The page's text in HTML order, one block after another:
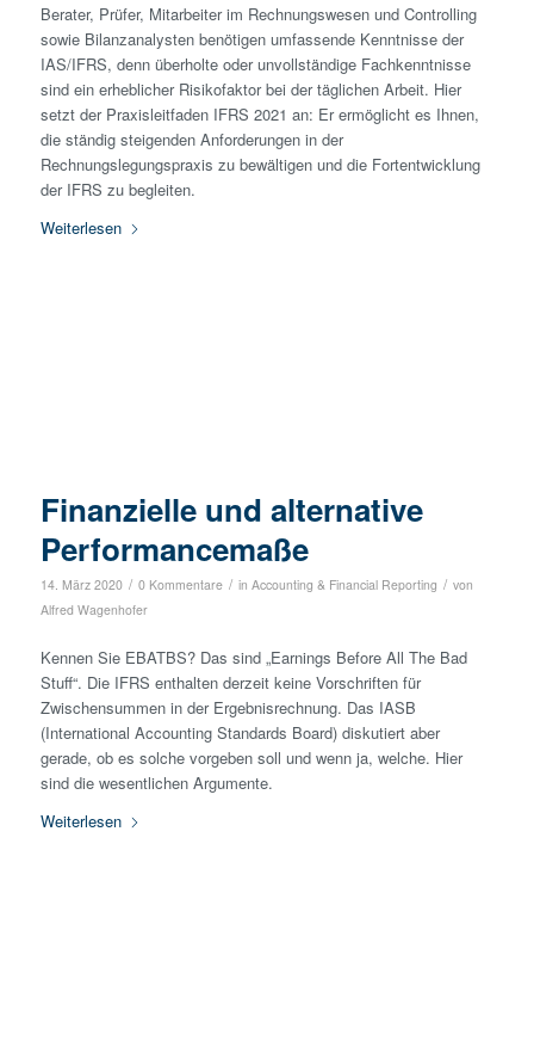
Berater, Prüfer, Mitarbeiter im Rechnungswesen und Controlling
sowie Bilanzanalysten benötigen umfassende Kenntnisse der
IAS/IFRS, denn überholte oder unvollständige Fachkenntnisse
sind ein erheblicher Risikofaktor bei der täglichen Arbeit. Hier
setzt der Praxisleitfaden IFRS 2021 an: Er ermöglicht es Ihnen,
die ständig steigenden Anforderungen in der
Rechnungslegungspraxis zu bewältigen und die Fortentwicklung
der IFRS zu begleiten.
Weiterlesen
Finanzielle und alternative
Performancemaße
14. März 2020 / 0 Kommentare / in Accounting & Financial Reporting / von
Alfred Wagenhofer
Kennen Sie EBATBS? Das sind „Earnings Before All The Bad
Stuff“. Die IFRS enthalten derzeit keine Vorschriften für
Zwischensummen in der Ergebnisrechnung. Das IASB
(International Accounting Standards Board) diskutiert aber
gerade, ob es solche vorgeben soll und wenn ja, welche. Hier
sind die wesentlichen Argumente.
Weiterlesen